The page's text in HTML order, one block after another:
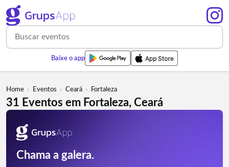
Baixe o app
Home › Eventos › Ceará › Fortaleza
31 Eventos em Fortaleza, Ceará
Chama a galera.